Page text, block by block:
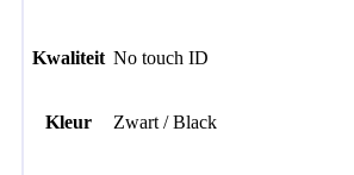
Kwaliteit No touch ID
Kleur Zwart / Black